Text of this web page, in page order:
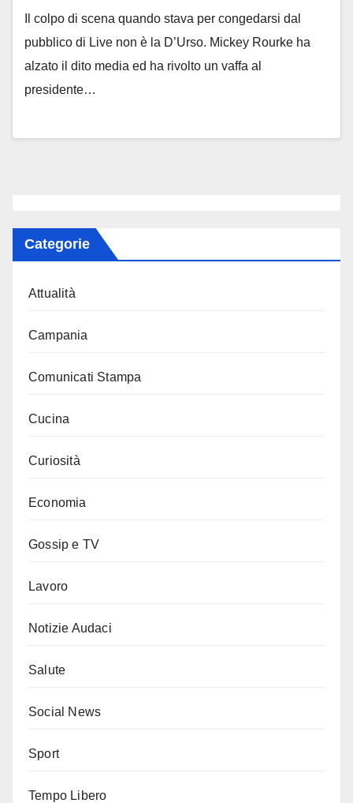
Il colpo di scena quando stava per congedarsi dal
pubblico di Live non è la D’Urso. Mickey Rourke ha
alzato il dito media ed ha rivolto un vaffa al
presidente…
Categorie
Attualità
Campania
Comunicati Stampa
Cucina
Curiosità
Economia
Gossip e TV
Lavoro
Notizie Audaci
Salute
Social News
Sport
Tempo Libero